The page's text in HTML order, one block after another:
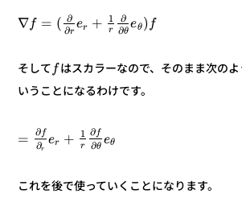
∇f = ( ∂
∂r
er + 1
r
∂
∂θ
eθ) f
そして fはスカラーなので、そのまま次の
いうことになるわけです。
= ∂f
∂r
er + 1
r
∂f
∂θ
eθ
これを後で使っていくことになります。